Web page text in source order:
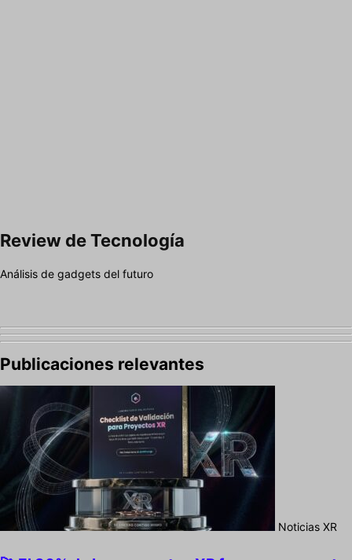
Review de Tecnología
Análisis de gadgets del futuro
Publicaciones relevantes
Noticias XR